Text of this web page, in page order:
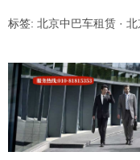
标签: 北京中巴车租赁 · 北